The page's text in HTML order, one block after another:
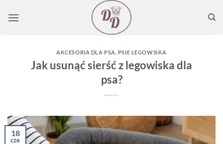
AKCESORIA DLA PSA PSIE LEGOWISKA
Jak usunąć sierść z legowiska dla
psa?
18
cze